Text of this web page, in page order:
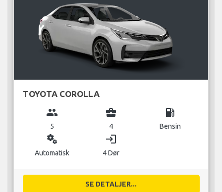
TOYOTA COROLLA
group
5
business_center
4
local_gas_station
Bensin
miscellaneous_services
Automatisk
login
4 Dør
SE DETALJER...